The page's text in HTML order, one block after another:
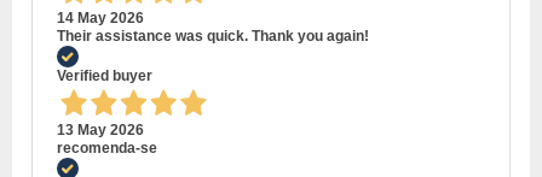
14 May 2026
Their assistance was quick. Thank you again!
Verified buyer
13 May 2026
recomenda-se